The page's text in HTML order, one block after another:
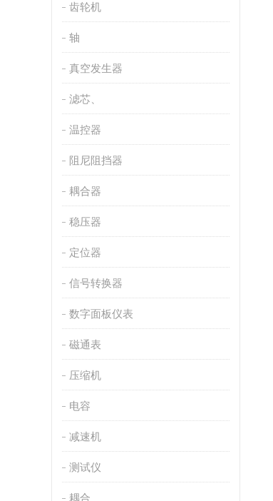
齿轮机
轴
真空发生器
滤芯、
温控器
阻尼阻挡器
耦合器
稳压器
定位器
信号转换器
数字面板仪表
磁通表
压缩机
电容
减速机
测试仪
耦合